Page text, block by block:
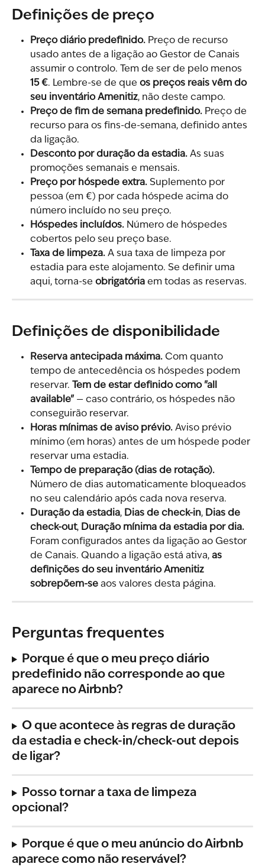
Definições de preço
Preço diário predefinido. Preço de recurso
usado antes de a ligação ao Gestor de Canais
assumir o controlo. Tem de ser de pelo menos
15 €. Lembre-se de que os preços reais vêm do
seu inventário Amenitiz, não deste campo.
Preço de fim de semana predefinido. Preço de
recurso para os fins-de-semana, definido antes
da ligação.
Desconto por duração da estadia. As suas
promoções semanais e mensais.
Preço por hóspede extra. Suplemento por
pessoa (em €) por cada hóspede acima do
número incluído no seu preço.
Hóspedes incluídos. Número de hóspedes
cobertos pelo seu preço base.
Taxa de limpeza. A sua taxa de limpeza por
estadia para este alojamento. Se definir uma
aqui, torna-se obrigatória em todas as reservas.
Definições de disponibilidade
Reserva antecipada máxima. Com quanto
tempo de antecedência os hóspedes podem
reservar.
Tem de estar definido como "all
available" — caso contrário, os hóspedes não
conseguirão reservar.
Horas mínimas de aviso prévio. Aviso prévio
mínimo (em horas) antes de um hóspede poder
reservar uma estadia.
Tempo de preparação (dias de rotação).
Número de dias automaticamente bloqueados
no seu calendário após cada nova reserva.
Duração da estadia, Dias de check-in, Dias de
check-out, Duração mínima da estadia por dia.
Foram configurados antes da ligação ao Gestor
de Canais. Quando a ligação está ativa, as
definições do seu inventário Amenitiz
sobrepõem-se aos valores desta página.
Perguntas frequentes
Porque é que o meu preço diário
predefinido não corresponde ao que
aparece no Airbnb?
O que acontece às regras de duração
da estadia e check-in/check-out depois
de ligar?
Posso tornar a taxa de limpeza
opcional?
Porque é que o meu anúncio do Airbnb
aparece como não reservável?